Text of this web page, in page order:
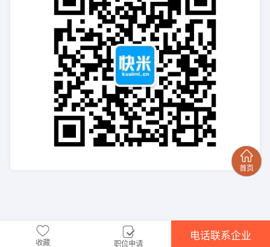
收藏 职位申请
电话联系企业